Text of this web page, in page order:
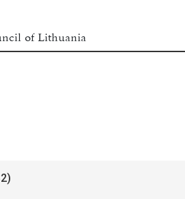
of Lithuania
ir padauginta.